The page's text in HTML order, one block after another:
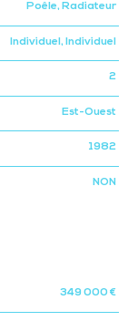
Poêle, Radiateur
Individuel, Individuel
2
Est-Ouest
1982
NON
349 000 €